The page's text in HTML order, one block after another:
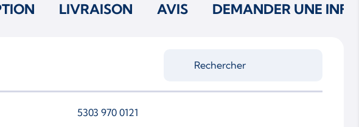
LIVRAISON AVIS DEMANDER UNE INFO
5303 970 0121